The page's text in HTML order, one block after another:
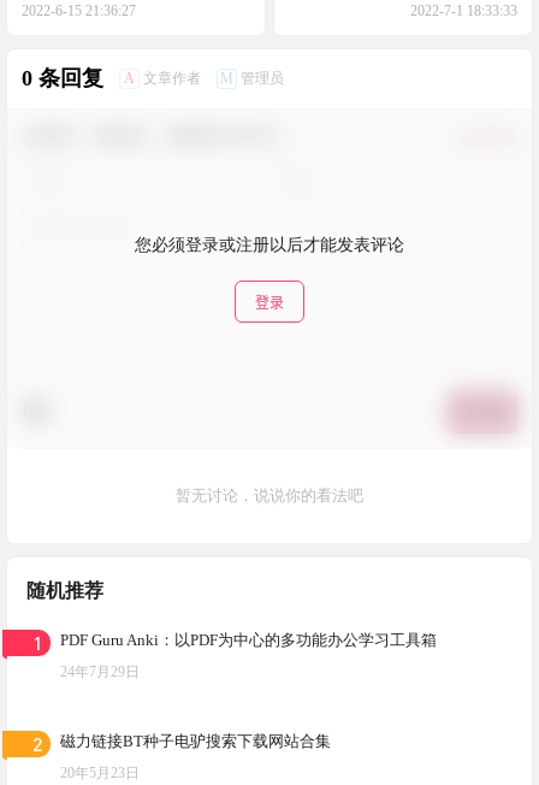
2022-6-15 21:36:27 2022-7-1 18:33:33
0 条回复 A 文章作者 M 管理员
您必须登录或注册以后才能发表评论
登录
暂无讨论，说说你的看法吧
随机推荐
1 PDF Guru Anki：以PDF为中心的多功能办公学习工具箱
24年7月29日
2 磁力链接BT种子电驴搜索下载网站合集
20年5月23日